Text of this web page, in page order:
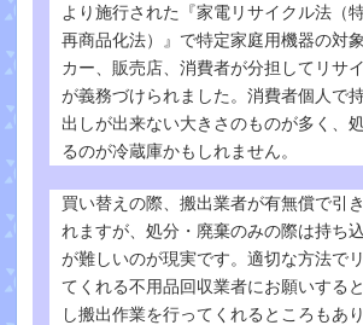
より施行された『家電リサイクル法（
再商品化法）』で特定家庭用機器の対
カー、販売店、消費者が分担してリサ
が義務づけられました。消費者個人で
出しが出来ない大きさのものが多く、
るのが冷蔵庫かもしれません。
買い替えの際、搬出業者が有無償で引
れますが、処分・廃棄のみの際は持ち
が難しいのが現実です。適切な方法で
てくれる不用品回収業者にお願いする
し搬出作業を行ってくれるところも